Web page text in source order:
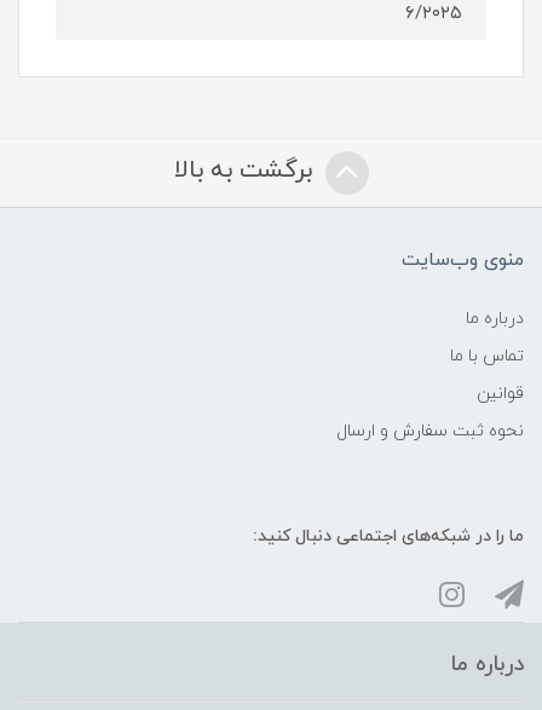
۶/۲۰۲۵
برگشت به بالا
منوی وب‌سایت
درباره ما
تماس با ما
قوانین
نحوه ثبت سفارش و ارسال
ما را در شبکه‌های اجتماعی دنبال کنید:
درباره ما